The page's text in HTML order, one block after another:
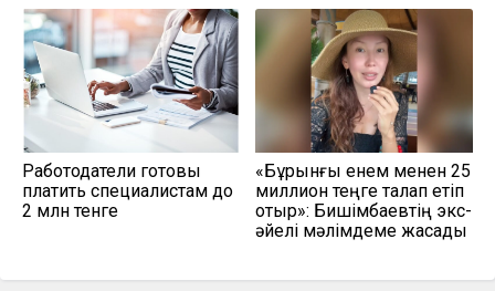
Работодатели готовы
платить специалистам до
2 млн тенге
«Бұрынғы енем менен 25
миллион теңге талап етіп
отыр»: Бишімбаевтің экс-
әйелі мәлімдеме жасады